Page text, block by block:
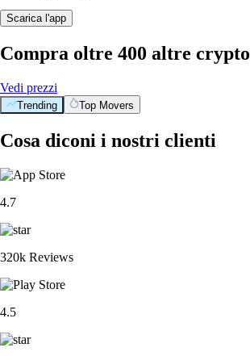
Scarica l'app
Compra oltre 400 altre crypto
Vedi prezzi
Trending Top Movers
Cosa diconi i nostri clienti
4.7
320k Reviews
4.5